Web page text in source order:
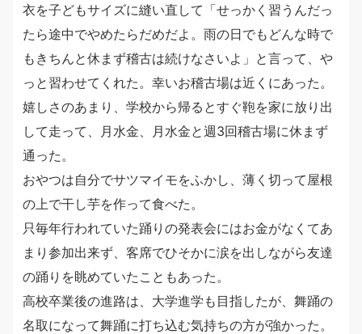
衣を子どもサイズに縫い直して「せっかく習うんだっ
たら途中でやめたらだめだよ。雨の日でもどんな時で
もきちんと休まず稽古は続けなさいよ」と言って、や
っと習わせてくれた。幸いお稽古場は近くにあった。
嬉しさのあまり、学校から帰るとすぐ鞄を家に放り出
して走って、月水金、月水金と週3回稽古場に休まず
通った。
おやつは自分でサツマイモをふかし、薄く切って屋根
の上で干し芋を作って食べた。
只毎年行われていた踊りの発表会にはお金がなくてあ
まり参加出来ず、客席でひそかに涙を出しながら友達
の踊りを眺めていたこともあった。
高校卒業後の進路は、大学進学も目指したが、舞踊の
名取になって舞踊に打ち込む気持ちの方が強かった。